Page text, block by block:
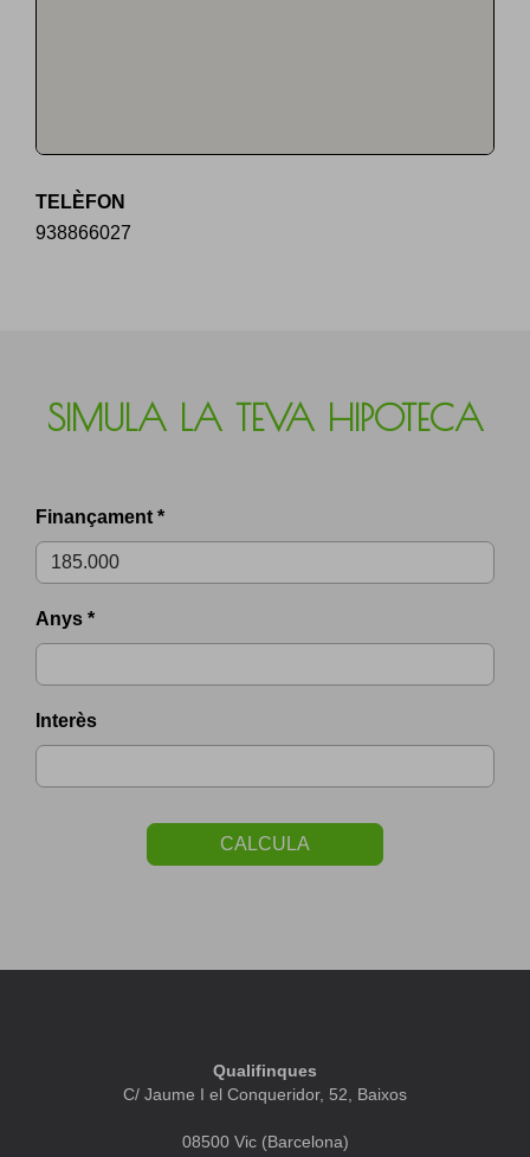
TELÈFON
938866027
SIMULA LA TEVA HIPOTECA
Finançament *
Anys *
Interès
CALCULA
Qualifinques
C/ Jaume I el Conqueridor, 52, Baixos
08500 Vic (Barcelona)